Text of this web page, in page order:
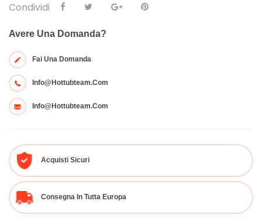
Condividi
Avere Una Domanda?
Fai Una Domanda
Info@hottubteam.com
Info@hottubteam.com
Acquisti Sicuri
Consegna In Tutta Europa